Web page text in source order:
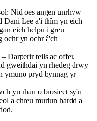
Nid oes angen unrhyw
Dani Lee a'i thîm yn eich
eich helpu i greu
ochr yn ochr â'ch
Darperir teils ac offer.
gweithdai yn rhedeg drwy
ymuno pryd bynnag yr
yn rhan o brosiect sy'n
a chreu murlun hardd a